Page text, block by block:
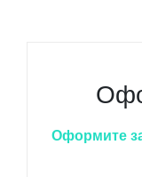
Оформите